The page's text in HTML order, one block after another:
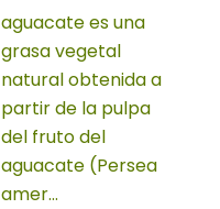
aguacate es una
grasa vegetal
natural obtenida a
partir de la pulpa
del fruto del
aguacate (Persea
amer...